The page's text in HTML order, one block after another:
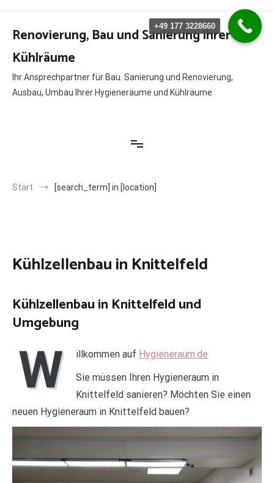
Inhalt
springen
Renovierung, Bau und Sanierung ihrer
Kühlräume
Ihr Ansprechpartner für Bau. Sanierung und Renovierung,
Ausbau, Umbau Ihrer Hygieneräume und Kühlräume
Start [search_term] in [location]
Kühlzellenbau in Knittelfeld
Kühlzellenbau in Knittelfeld und
Umgebung
W illkommen auf Hygieneraum.de
Sie müssen Ihren Hygieneraum in
Knittelfeld sanieren? Möchten Sie einen
neuen Hygieneraum in Knittelfeld bauen?
+49 177 3228660